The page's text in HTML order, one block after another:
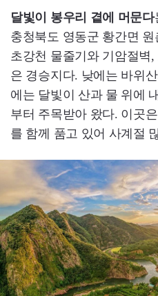
달빛이 봉우리 곁에 머문다
충청북도 영동군 황간면
초강천 물줄기와 기암절벽
은 경승지다. 낮에는 바위
에는 달빛이 산과 물 위에
부터 주목받아 왔다. 이곳
를 함께 품고 있어 사계절